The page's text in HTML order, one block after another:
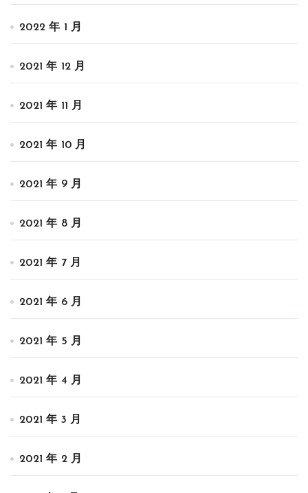
2022 年 1 月
2021 年 12 月
2021 年 11 月
2021 年 10 月
2021 年 9 月
2021 年 8 月
2021 年 7 月
2021 年 6 月
2021 年 5 月
2021 年 4 月
2021 年 3 月
2021 年 2 月